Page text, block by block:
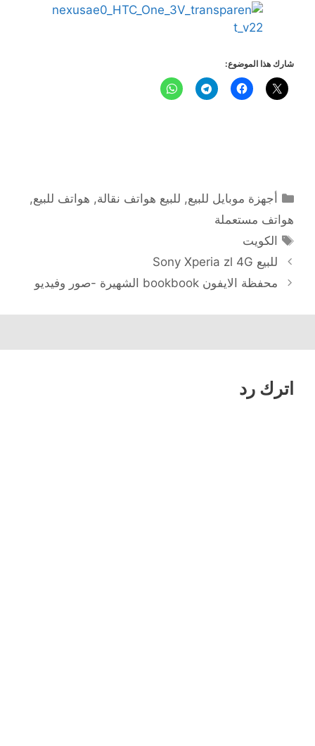
شارك هذا الموضوع:
التصنيفات
أجهزة موبايل للبيع, للبيع هواتف نقالة, هواتف للبيع,
هواتف مستعملة
الوسوم
الكويت
للبيع Sony Xperia zl 4G
محفظة الايفون bookbook الشهيرة -صور وفيديو
اترك رد